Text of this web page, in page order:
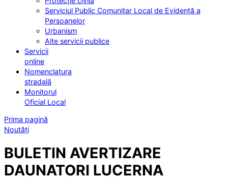
Serviciul Public Comunitar Local de Evidență a
Persoanelor
Urbanism
Alte servicii publice
Servicii
online
Nomenclatura
stradală
Monitorul
Oficial Local
Prima pagină
Noutăți
BULETIN AVERTIZARE
DAUNATORI LUCERNA